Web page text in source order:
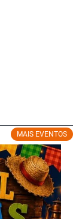
MAIS EVENTOS